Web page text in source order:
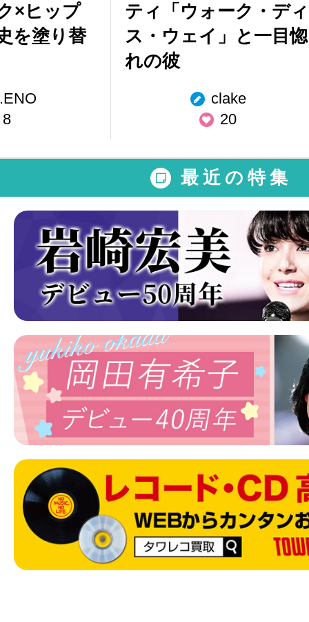
×ヒップ
を塗り替
8
ティ「ウォーク・ディ
ス・ウェイ」と一目惚
れの彼
clake
20
最近の特集